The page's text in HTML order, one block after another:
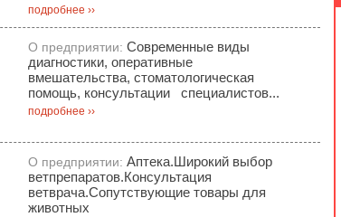
подробнее ››
О предприятии: Современные виды
диагностики, оперативные
вмешательства, стоматологическая
помощь, консультации специалистов...
подробнее ››
О предприятии: Аптека.Широкий выбор
ветпрепаратов.Консультация
ветврача.Сопутствующие товары для
животных